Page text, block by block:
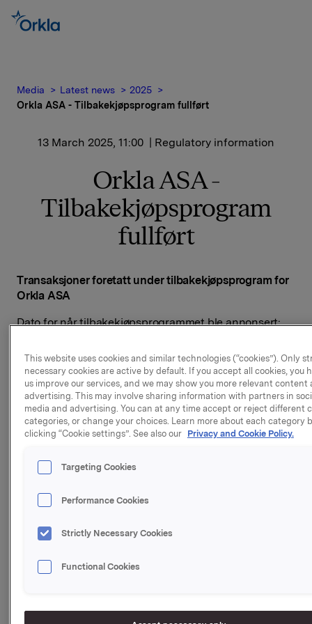
Media Latest news
2025
Orkla ASA - Tilbakekjøpsprogram fullført
13 March 2025, 11:00 | Regulatory information
Orkla ASA -
Tilbakekjøpsprogram
fullført
Transaksjoner foretatt under tilbakekjøpsprogram for
Orkla ASA
Dato for når tilbakekjøpsprogrammet ble annonsert:
Tilbakekjøpsprogrammets varighet: 1. april 2025
Orkla ASA har nå fullført tilbakekjøpsprogrammet
Oversikt over transaksjoner:
daglig
aksjer)
06/03/2025 60.000
07/03/2025 60.000
This website uses cookies and similar technologies (“cookies”). Only
necessary cookies are active by default. If you accept all cookies, you
us improve our services, and we may show you more relevant content
advertising. This may involve sharing information with partners in
media and advertising. You can at any time accept or reject different
categories, or change your choices. Learn more about each category
clicking “Cookie settings”. See also our Privacy and Cookie Policy.
Targeting Cookies
Performance Cookies
Strictly Necessary Cookies
Functional Cookies